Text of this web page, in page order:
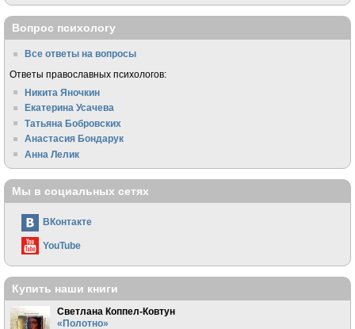
Вопрос психологу
Все ответы на вопросы
Ответы православных психологов:
Никита Яночкин
Екатерина Усачева
Татьяна Бобровских
Анастасия Бондарук
Анна Лелик
Мы в социальных сетях
ВКонтакте
YouTube
Купить наши книги
Светлана Коппел-Ковтун
«Полотно»